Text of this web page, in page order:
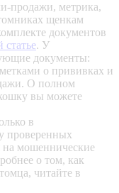
продажи, метрика,
щенкам
документов
статье. У
документы:
о прививках и
О полном
вы можете
в
проверенных
на мошеннические
о том, как
читайте в